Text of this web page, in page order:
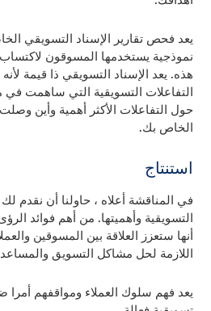
يعد فحص تقارير الإسناد التسويقي
نموذجية يستخدمها المسوقون
هذه. يعد الإسناد التسويقي ذا قيمة
التفاعلات التسويقية التي ساهمت في
حول التفاعلات الأكثر أهمية وأين
الخاص بك.
استنتاج
في المناقشة أعلاه ، حاولنا أن نقدم
التسويقية وأهميتها. من أهم فوائد
أنها ستعزز العلاقة بين المسوقين
اللازمة لحل مشاكل التسويق
يعد فهم سلوك العملاء ومواقفهم أمرا